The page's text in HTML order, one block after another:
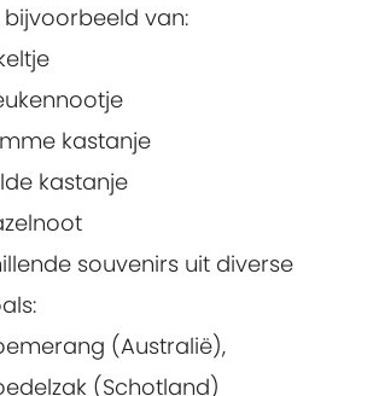
van:
kastanje
kastanje
souvenirs uit diverse
(Australië),
(Schotland)